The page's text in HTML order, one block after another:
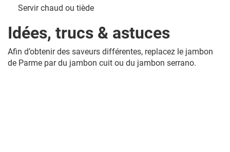
Servir chaud ou tiède
Idées, trucs & astuces
Afin d’obtenir des saveurs différentes, replacez le jambon
de Parme par du jambon cuit ou du jambon serrano.